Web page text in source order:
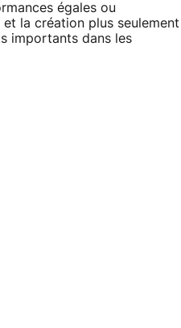
égales ou
la création plus seulement
importants dans les